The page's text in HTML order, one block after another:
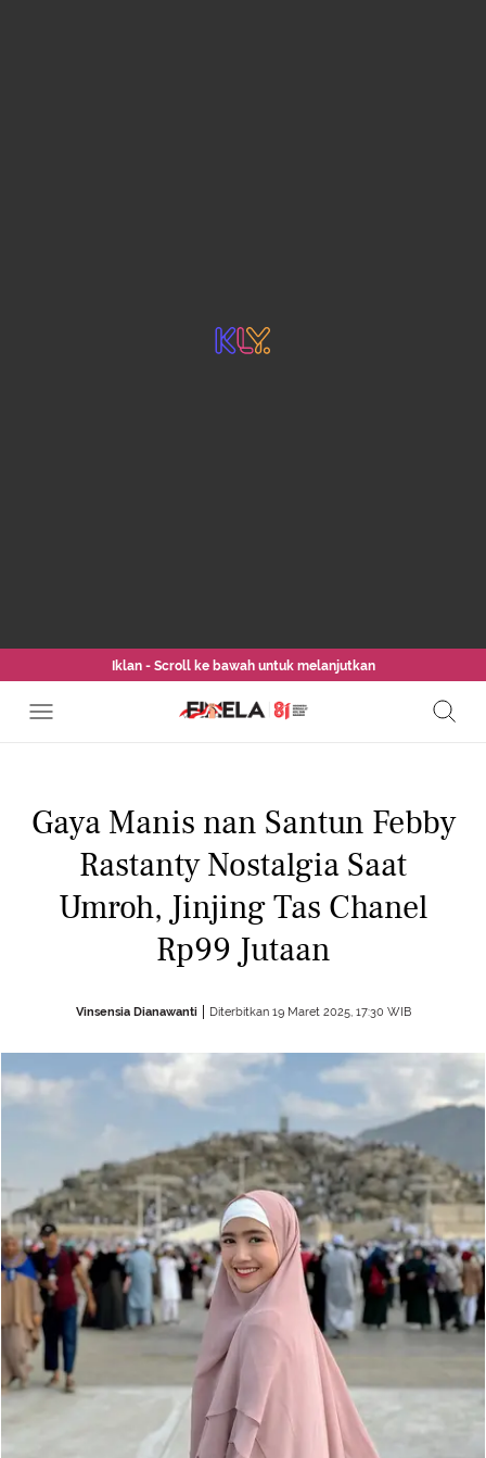
Iklan - Scroll ke bawah untuk melanjutkan
Gaya Manis nan Santun Febby
Rastanty Nostalgia Saat
Umroh, Jinjing Tas Chanel
Rp99 Jutaan
Vinsensia Dianawanti Diterbitkan 19 Maret 2025, 17:30 WIB